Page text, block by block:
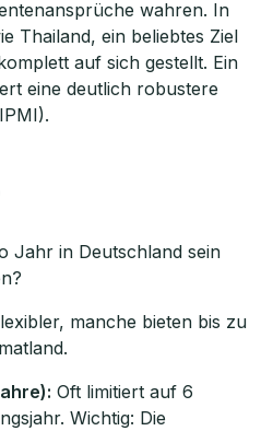
wahren. In
Thailand, ein beliebtes Ziel
auf sich gestellt. Ein
eine deutlich robustere
Jahr in Deutschland sein
manche bieten bis zu
Oft limitiert auf 6
Wichtig: Die